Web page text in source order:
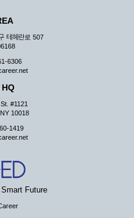
중 변경된 내용이 있는 경우
통지하여야 합니다.
당하게 사용하는 행위를
이트의 홍보행위를 하지 않
위배되는 내용 혹은 저작권을
하며, 기타 회사의 업무에 방
다.
의를 철회할 수 있습니다.
테헤란로 507
6306
HQ
#1121
10018
1419
Future